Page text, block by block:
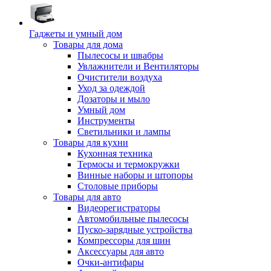
Гаджеты и умный дом
Товары для дома
Пылесосы и швабры
Увлажнители и Вентиляторы
Очистители воздуха
Уход за одеждой
Дозаторы и мыло
Умный дом
Инструменты
Светильники и лампы
Товары для кухни
Кухонная техника
Термосы и термокружки
Винные наборы и штопоры
Столовые приборы
Товары для авто
Видеорегистраторы
Автомобильные пылесосы
Пуско-зарядные устройства
Компрессоры для шин
Аксессуары для авто
Очки-антифары